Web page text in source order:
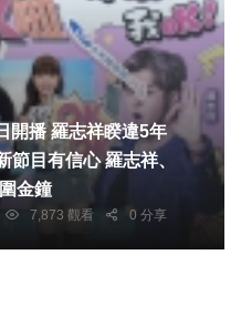
睽違5年
金鐘
7,873 觀看 0 分享